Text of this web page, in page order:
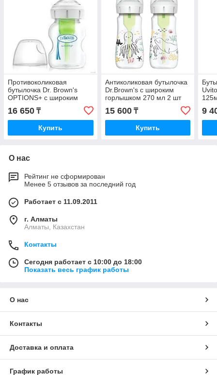
Противоколиковая
бутылочка Dr. Brown's
OPTIONS+ с широким
горлышком, 150 мл
16 650 ₸
Купить
Антиколиковая бутылочка
Dr.Brown's с широким
горлышком 270 мл 2 шт
Море, BPA-free
15 600₸
Купить
9
О нас
Рейтинг не сформирован
Менее 5 отзывов за последний год
Работает с 11.09.2011
г. Алматы
Алматы, Казахстан
Контакты
Сегодня работает с 10:00 до 18:00
Показать весь график работы
О нас
Контакты
Доставка и оплата
График работы